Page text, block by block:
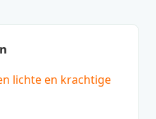
lichte en krachtige